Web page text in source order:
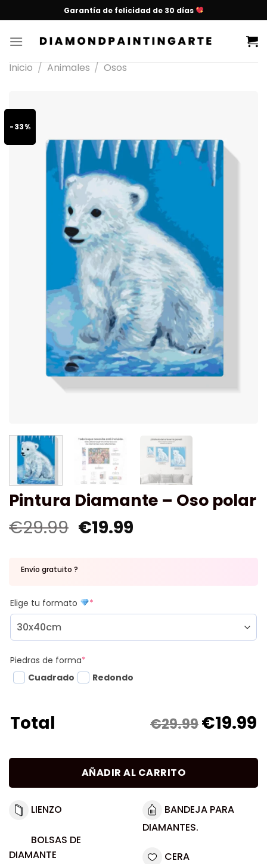
Garantía de felicidad de 30 días
Inicio / Animales / Osos
-33%
Pintura Diamante – Oso polar
€29.99 €19.99
Envío gratuito ?
Elige tu formato *
Piedras de forma*
Cuadrado
Redondo
Total €29.99€19.99
AÑADIR AL CARRITO
LIENZO
BOLSAS DE
DIAMANTE
BANDEJA PARA
DIAMANTES.
CERA